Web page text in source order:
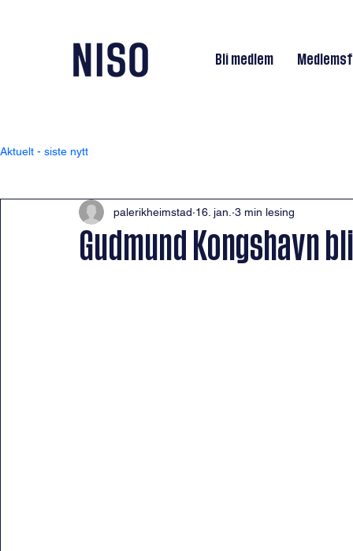
Bli medlem
Aktuelt - siste nytt
Gudmund Kongshavn
palerikheimstad 16. jan. 3 min lesing